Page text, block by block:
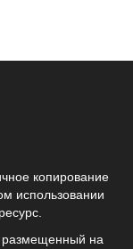
копирование
использовании
размещенный на